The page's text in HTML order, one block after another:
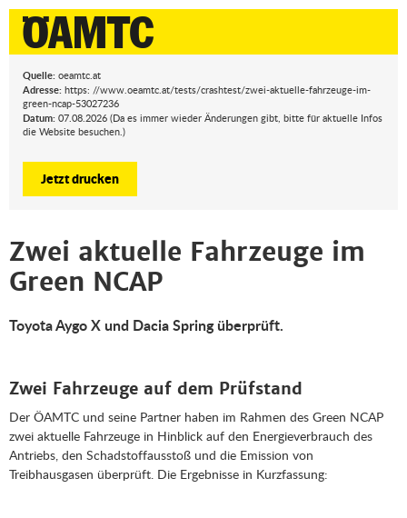
Quelle: oeamtc.at
Adresse: https: //www.oeamtc.at/tests/crashtest/zwei-aktuelle-fahrzeuge-im-
green-ncap-53027236
Datum: 07.08.2026 (Da es immer wieder Änderungen gibt, bitte für aktuelle Infos
die Website besuchen.)
Jetzt drucken
Zwei aktuelle Fahrzeuge im
Green NCAP
Toyota Aygo X und Dacia Spring überprüft.
Zwei Fahrzeuge auf dem Prüfstand
Der ÖAMTC und seine Partner haben im Rahmen des Green NCAP
zwei aktuelle Fahrzeuge in Hinblick auf den Energieverbrauch des
Antriebs, den Schadstoffausstoß und die Emission von
Treibhausgasen überprüft. Die Ergebnisse in Kurzfassung: